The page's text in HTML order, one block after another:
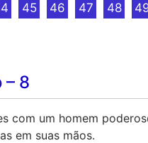
45 46 47 48
– 8
com um homem
em suas mãos.